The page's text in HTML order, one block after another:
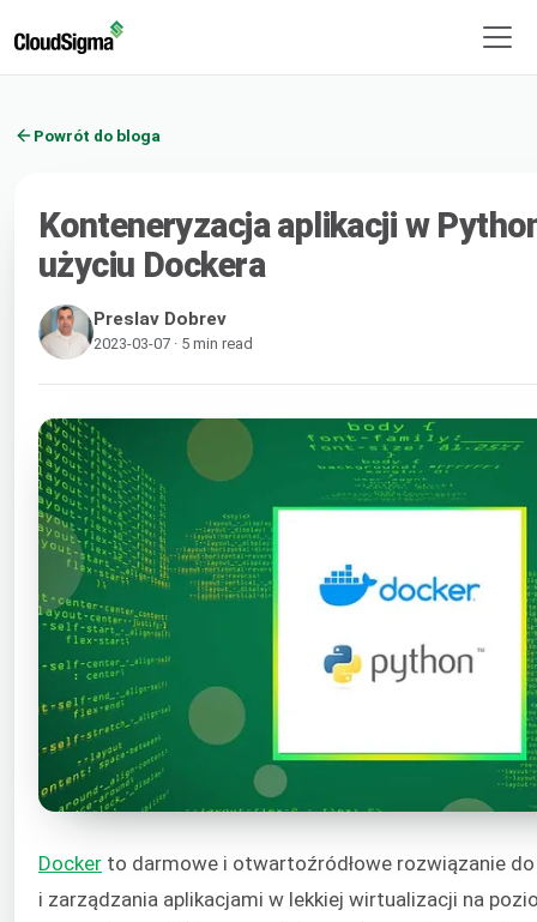
Powrót do bloga
Konteneryzacja aplikacji w
użyciu Dockera
Preslav Dobrev
2023-03-07 · 5 min read
Docker to darmowe i otwartoźródłowe rozwiązanie
i zarządzania aplikacjami w lekkiej wirtualizacji na